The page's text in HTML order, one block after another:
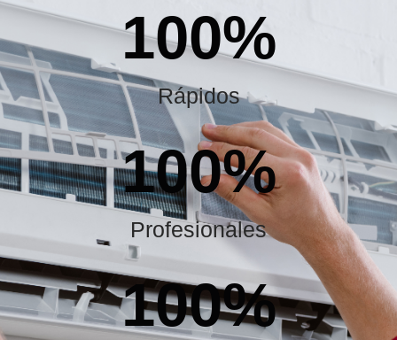
Rápidos
100%
Profesionales
100%
100%